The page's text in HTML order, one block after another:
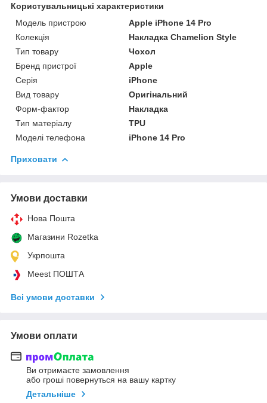
Користувальницькі характеристики
Модель пристрою
Apple iPhone 14 Pro
Колекція
Накладка Chamelion Style
Тип товару
Чохол
Бренд пристрої
Apple
Серія
iPhone
Вид товару
Оригінальний
Форм-фактор
Накладка
Тип матеріалу
TPU
Моделі телефона
iPhone 14 Pro
Приховати
Умови доставки
Нова Пошта
Магазини Rozetka
Укрпошта
Meest ПОШТА
Всі умови доставки
Умови оплати
Ви отримаєте замовлення
або гроші повернуться на вашу картку
Детальніше